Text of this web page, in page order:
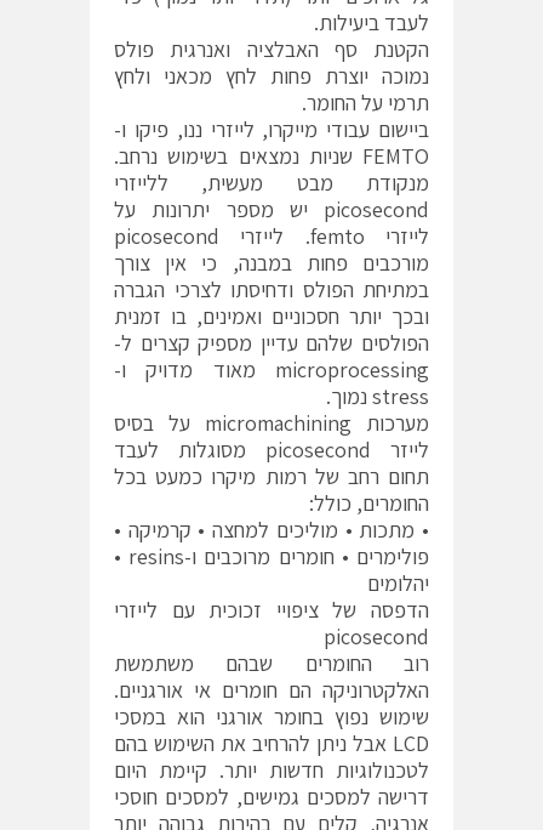
לעבד ביעילות.
הקטנת סף האבלציה ואנרגית פולס
נמוכה יוצרת פחות לחץ מכאני ולחץ
תרמי על החומר.
ביישום עבודי מייקרו, לייזרי ננו, פיקו ו-
FEMTO שניות נמצאים בשימוש נרחב.
מנקודת מבט מעשית, ללייזרי
picosecond יש מספר יתרונות על
לייזרי femto. לייזרי picosecond
מורכבים פחות במבנה, כי אין צורך
במתיחת הפולס ודחיסתו לצרכי הגברה
ובכך יותר חסכוניים ואמינים, בו זמנית
הפולסים שלהם עדיין מספיק קצרים ל-
microprocessing מאוד מדויק ו-
stress נמוך.
מערכות micromachining על בסיס
לייזר picosecond מסוגלות לעבד
תחום רחב של רמות מיקרו כמעט בכל
החומרים, כולל:
• מתכות • מוליכים למחצה • קרמיקה •
פולימרים • חומרים מרוכבים ו-resins •
יהלומים
הדפסה של ציפויי זכוכית עם לייזרי
picosecond
רוב החומרים שבהם משתמשת
האלקטרוניקה הם חומרים אי אורגניים.
שימוש נפוץ בחומר אורגני הוא במסכי
LCD אבל ניתן להרחיב את השימוש בהם
לטכנולוגיות חדשות יותר. קיימת היום
דרישה למסכים גמישים, למסכים חוסכי
אנרגיה, קלים עם בהירות גבוהה יותר